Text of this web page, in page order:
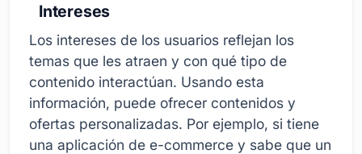
Intereses
Los intereses de los usuarios reflejan los
temas que les atraen y con qué tipo de
contenido interactúan. Usando esta
información, puede ofrecer contenidos y
ofertas personalizadas. Por ejemplo, si tiene
una aplicación de e-commerce y sabe que un